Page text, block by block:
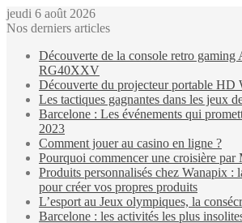
jeudi 6 août 2026
Nos derniers articles
Découverte de la console retro
RG40XXV
Découverte du projecteur portable
Les tactiques gagnantes dans les jeux
Barcelone : Les événements qui
2023
Comment jouer au casino en ligne ?
Pourquoi commencer une croisière par
Produits personnalisés chez Wanapix :
pour créer vos propres produits
L’esport au Jeux olympiques, la
Barcelone : les activités les plus